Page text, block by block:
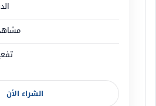
فهذا اللوحات الصغيرة ذات
بالوقت المناسب .
الشراء الأن